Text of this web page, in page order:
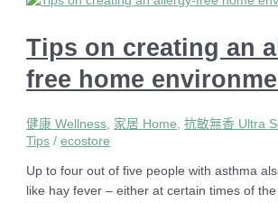
Tips on creating an
free home
健康 Wellness 家居 Home ,抗敏無香 Ultra
Tips /ecostore
Up to four out of five people with asthma
like hay fever – either at certain times of